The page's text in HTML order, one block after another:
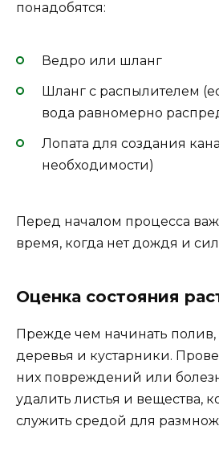
понадобятся:
Ведро или шланг
Шланг с распылителем
вода равномерно
Лопата для создания
необходимости)
Перед началом процесса
время, когда нет дождя и
Оценка состояния
Прежде чем начинать полив,
деревья и кустарники.
них повреждений или
удалить листья и вещества,
служить средой для